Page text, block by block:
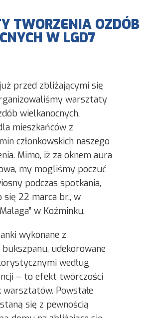
TWORZENIA OZDÓB
W LGD7
przed zbliżającymi się
warsztaty
wielkanocnych,
mieszkańców z
członkowskich naszego
Mimo, iż za oknem aura
my mogliśmy poczuć
podczas spotkania,
się 22 marca br., w
w Koźminku.
wykonane z
udekorowane
według
– to efekt twórczości
warsztatów. Powstałe
się z pewnością